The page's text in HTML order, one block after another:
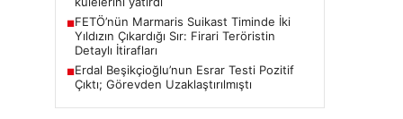
■FETÖ’nün Marmaris Suikast Timinde İki
Yıldızın Çıkardığı Sır: Firari Teröristin
Detaylı İtirafları
■Erdal Beşikçioğlu’nun Esrar Testi Pozitif
Çıktı; Görevden Uzaklaştırılmıştı